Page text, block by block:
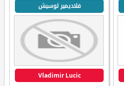
فلاديمير لوسيش
Vladimir Lucic